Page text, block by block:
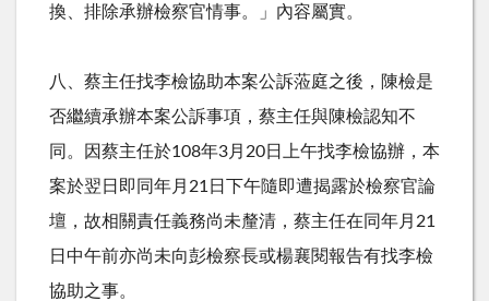
換、排除承辦檢察官情事。」內容屬實。
八、蔡主任找李檢協助本案公訴蒞庭之後，陳檢是
否繼續承辦本案公訴事項，蔡主任與陳檢認知不
同。因蔡主任於108年3月 20日上午找李檢協辦，本
案於翌日即同年月 21 日下午隨即遭揭露於檢察官論
壇，故相關責任義務尚未釐清，蔡主任在同年月 21
日中午前亦尚未向彭檢察長或楊襄閱報告有找李檢
協助之事。